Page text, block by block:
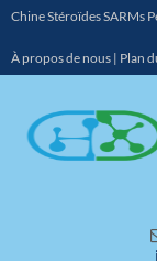
Chine Stéroïdes SARMs
À propos de nous | Plan